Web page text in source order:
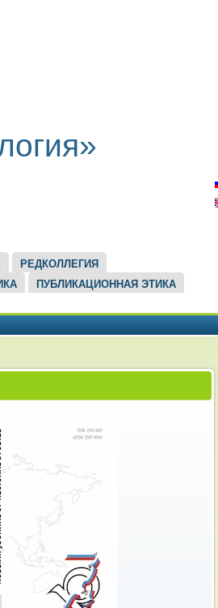
РЕДКОЛЛЕГИЯ
ПУБЛИКАЦИОННАЯ ЭТИКА